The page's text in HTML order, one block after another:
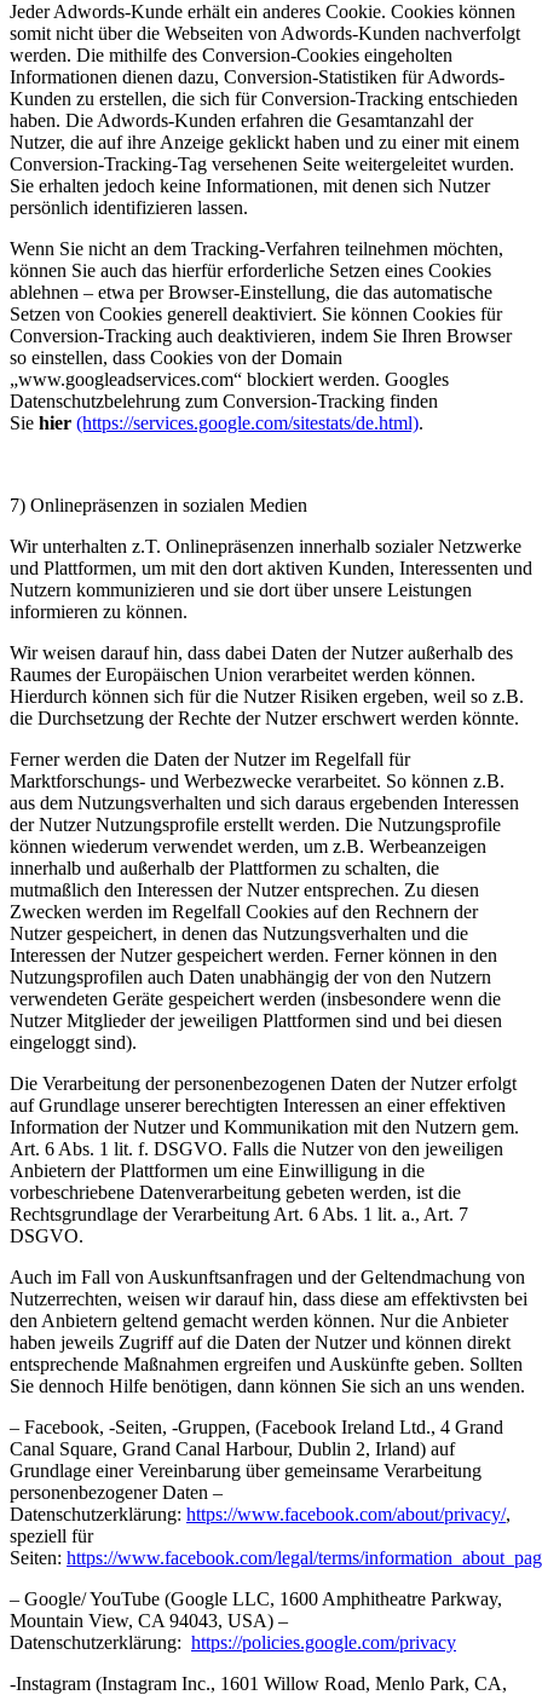
Jeder Adwords-Kunde erhält ein anderes Cookie. Cookies können
somit nicht über die Webseiten von Adwords-Kunden nachverfolgt
werden. Die mithilfe des Conversion-Cookies eingeholten
Informationen dienen dazu, Conversion-Statistiken für Adwords-
Kunden zu erstellen, die sich für Conversion-Tracking entschieden
haben. Die Adwords-Kunden erfahren die Gesamtanzahl der
Nutzer, die auf ihre Anzeige geklickt haben und zu einer mit einem
Conversion-Tracking-Tag versehenen Seite weitergeleitet wurden.
Sie erhalten jedoch keine Informationen, mit denen sich Nutzer
persönlich identifizieren lassen.
Wenn Sie nicht an dem Tracking-Verfahren teilnehmen möchten,
können Sie auch das hierfür erforderliche Setzen eines Cookies
ablehnen – etwa per Browser-Einstellung, die das automatische
Setzen von Cookies generell deaktiviert. Sie können Cookies für
Conversion-Tracking auch deaktivieren, indem Sie Ihren Browser
so einstellen, dass Cookies von der Domain
„www.googleadservices.com“ blockiert werden. Googles
Datenschutzbelehrung zum Conversion-Tracking finden
Sie hier (https://services.google.com/sitestats/de.html).
7) Onlinepräsenzen in sozialen Medien
Wir unterhalten z.T. Onlinepräsenzen innerhalb sozialer Netzwerke
und Plattformen, um mit den dort aktiven Kunden, Interessenten und
Nutzern kommunizieren und sie dort über unsere Leistungen
informieren zu können.
Wir weisen darauf hin, dass dabei Daten der Nutzer außerhalb des
Raumes der Europäischen Union verarbeitet werden können.
Hierdurch können sich für die Nutzer Risiken ergeben, weil so z.B.
die Durchsetzung der Rechte der Nutzer erschwert werden könnte.
Ferner werden die Daten der Nutzer im Regelfall für
Marktforschungs- und Werbezwecke verarbeitet. So können z.B.
aus dem Nutzungsverhalten und sich daraus ergebenden Interessen
der Nutzer Nutzungsprofile erstellt werden. Die Nutzungsprofile
können wiederum verwendet werden, um z.B. Werbeanzeigen
innerhalb und außerhalb der Plattformen zu schalten, die
mutmaßlich den Interessen der Nutzer entsprechen. Zu diesen
Zwecken werden im Regelfall Cookies auf den Rechnern der
Nutzer gespeichert, in denen das Nutzungsverhalten und die
Interessen der Nutzer gespeichert werden. Ferner können in den
Nutzungsprofilen auch Daten unabhängig der von den Nutzern
verwendeten Geräte gespeichert werden (insbesondere wenn die
Nutzer Mitglieder der jeweiligen Plattformen sind und bei diesen
eingeloggt sind).
Die Verarbeitung der personenbezogenen Daten der Nutzer erfolgt
auf Grundlage unserer berechtigten Interessen an einer effektiven
Information der Nutzer und Kommunikation mit den Nutzern gem.
Art. 6 Abs. 1 lit. f. DSGVO. Falls die Nutzer von den jeweiligen
Anbietern der Plattformen um eine Einwilligung in die
vorbeschriebene Datenverarbeitung gebeten werden, ist die
Rechtsgrundlage der Verarbeitung Art. 6 Abs. 1 lit. a., Art. 7
DSGVO.
Auch im Fall von Auskunftsanfragen und der Geltendmachung von
Nutzerrechten, weisen wir darauf hin, dass diese am effektivsten bei
den Anbietern geltend gemacht werden können. Nur die Anbieter
haben jeweils Zugriff auf die Daten der Nutzer und können direkt
entsprechende Maßnahmen ergreifen und Auskünfte geben. Sollten
Sie dennoch Hilfe benötigen, dann können Sie sich an uns wenden.
– Facebook, -Seiten, -Gruppen, (Facebook Ireland Ltd., 4 Grand
Canal Square, Grand Canal Harbour, Dublin 2, Irland) auf
Grundlage einer Vereinbarung über gemeinsame Verarbeitung
personenbezogener Daten –
Datenschutzerklärung: https://www.facebook.com/about/privacy/,
speziell für
Seiten: https://www.facebook.com/legal/terms/
– Google/ YouTube (Google LLC, 1600 Amphitheatre Parkway,
Mountain View, CA 94043, USA) –
Datenschutzerklärung: https://policies.google.com/privacy
-Instagram (Instagram Inc., 1601 Willow Road, Menlo Park, CA,